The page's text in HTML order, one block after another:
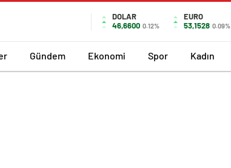
DOLAR
46,6600 0.12%
EURO
53,1528 0.09%
Gündem Ekonomi Spor Kadın